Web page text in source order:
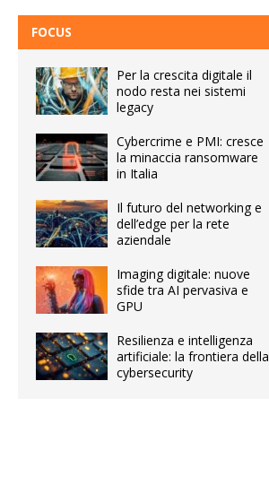
FOCUS
Per la crescita digitale il
nodo resta nei sistemi
legacy
Cybercrime e PMI: cresce
la minaccia ransomware
in Italia
Il futuro del networking e
dell’edge per la rete
aziendale
Imaging digitale: nuove
sfide tra AI pervasiva e
GPU
Resilienza e intelligenza
artificiale: la frontiera della
cybersecurity